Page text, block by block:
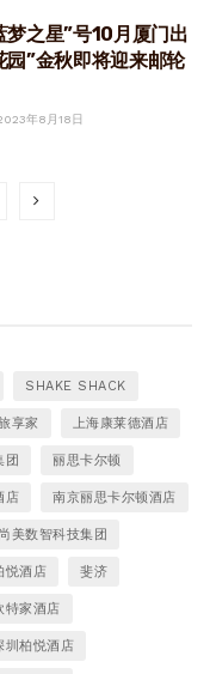
梦之星”号10月厦门出
园”金秋即将迎来邮轮
年8月18日
SHAKE SHACK
享家 上海康莱德酒店
团 丽思卡尔顿
店 南京丽思卡尔顿酒店
美数智科技集团
悦酒店 斐济
特家酒店
圳柏悦酒店